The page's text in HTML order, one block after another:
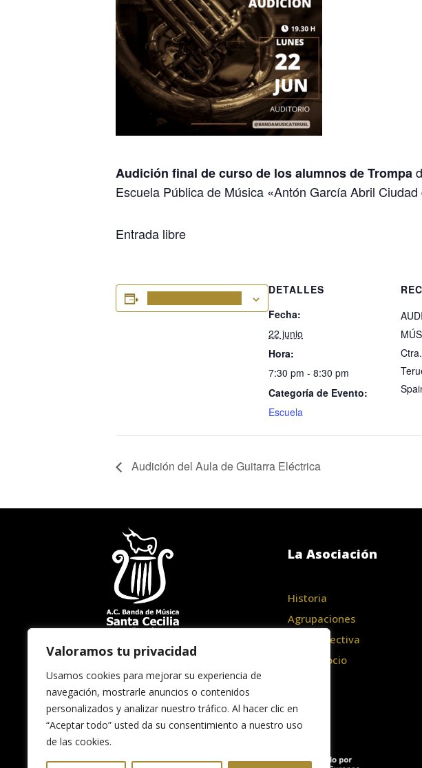
Valoramos tu privacidad
Usamos cookies para mejorar su experiencia de
navegación, mostrarle anuncios o contenidos
personalizados y analizar nuestro tráfico. Al hacer clic en
“Aceptar todo” usted da su consentimiento a nuestro uso
de las cookies.
Audición final de curso de los alumnos de Trompa
Escuela Pública de Música «Antón García Abril
Entrada libre
DETALLES
Fecha:
22 junio
Hora:
7:30 pm - 8:30 pm
Categoría de Evento:
Escuela
Audición del Aula de Guitarra Eléctrica
La Asociación
Historia
Agrupaciones
Junta Directiva
Hazte Socio